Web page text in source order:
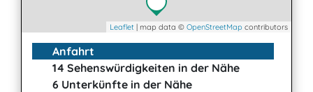
Leaflet | map data © OpenStreetMap contributors
Anfahrt
14 Sehenswürdigkeiten in der Nähe
6 Unterkünfte in der Nähe